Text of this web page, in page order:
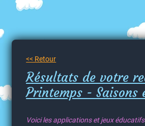
<< Retour
Résultats de votre
Printemps - Saisons
Voici les applications et jeux